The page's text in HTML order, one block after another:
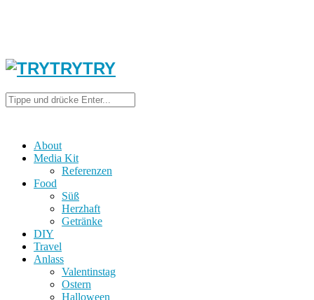
About
Media Kit
Referenzen
Food
Süß
Herzhaft
Getränke
DIY
Travel
Anlass
Valentinstag
Ostern
Halloween